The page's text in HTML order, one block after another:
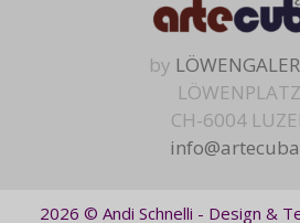
by
CH-6004
2026 © Andi Schnelli - Design &